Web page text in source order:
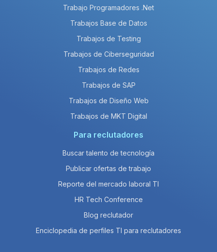
Trabajo Programadores .Net
Trabajos Base de Datos
Trabajos de Testing
Trabajos de Ciberseguridad
Trabajos de Redes
Trabajos de SAP
Trabajos de Diseño Web
Trabajos de MKT Digital
Para reclutadores
Buscar talento de tecnología
Publicar ofertas de trabajo
Reporte del mercado laboral TI
HR Tech Conference
Blog reclutador
Enciclopedia de perfiles TI para reclutadores